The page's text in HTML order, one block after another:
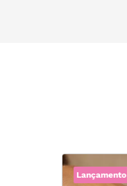
Lançamento